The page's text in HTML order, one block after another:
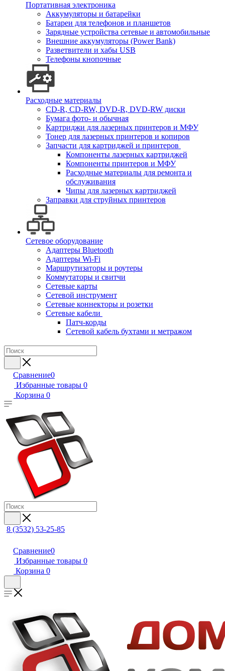
Портативная электроника
Аккумуляторы и батарейки
Батареи для телефонов и планшетов
Зарядные устройства сетевые и автомобильные
Внешние аккумуляторы (Power Bank)
Разветвители и хабы USB
Телефоны кнопочные
Расходные материалы
CD-R, CD-RW, DVD-R, DVD-RW диски
Бумага фото- и обычная
Картриджи для лазерных принтеров и МФУ
Тонер для лазерных принтеров и копиров
Запчасти для картриджей и принтеров
Компоненты лазерных картриджей
Компоненты принтеров и МФУ
Расходные материалы для ремонта и
обслуживания
Чипы для лазерных картриджей
Заправки для струйных принтеров
Сетевое оборудование
Адаптеры Bluetooth
Адаптеры Wi-Fi
Маршрутизаторы и роутеры
Коммутаторы и свитчи
Сетевые карты
Сетевой инструмент
Сетевые коннекторы и розетки
Сетевые кабели
Патч-корды
Сетевой кабель бухтами и метражом
Сравнение0
Избранные товары 0
Корзина 0
8 (3532) 53-25-85
Сравнение0
Избранные товары 0
Корзина 0